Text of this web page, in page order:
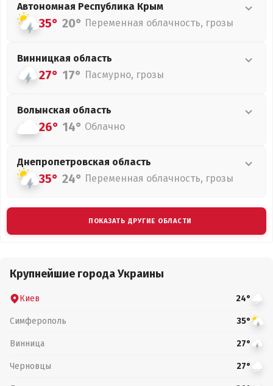
Автономная Республика Крым
35° 20° Переменная облачность, грозы
Винницкая область
27° 17° Пасмурно, грозы
Волынская область
26° 14° Облачно
Днепропетровская область
35° 24° Переменная облачность, грозы
ПОКАЗАТЬ ДРУГИЕ ОБЛАСТИ
Крупнейшие города Украины
Киев 24°
Симферополь 35°
Винница 27°
Черновцы 27°